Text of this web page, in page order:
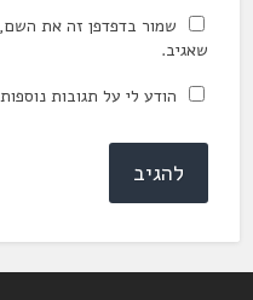
שמור בדפדפן זה את
שאגיב.
הודע לי על תגובות